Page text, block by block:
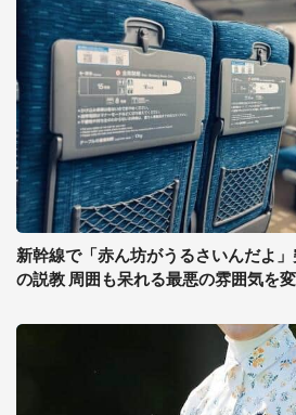
新幹線で「赤ん坊がうるさいんだよ
の説教 周囲も呆れる最悪の雰囲気を変